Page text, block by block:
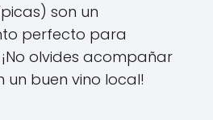
son un
perfecto para
olvides acompañar
un buen vino local!